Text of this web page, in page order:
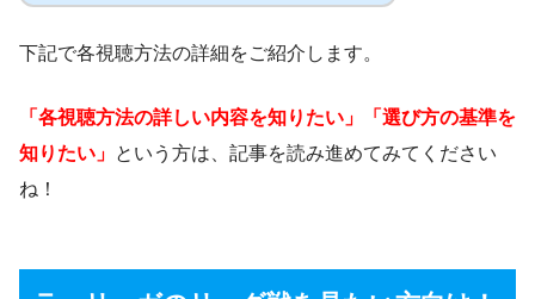
下記で各視聴方法の詳細をご紹介します。
「各視聴方法の詳しい内容を知りたい」「選び方の基準を
知りたい」 という方は、記事を読み進めてみてください
ね！